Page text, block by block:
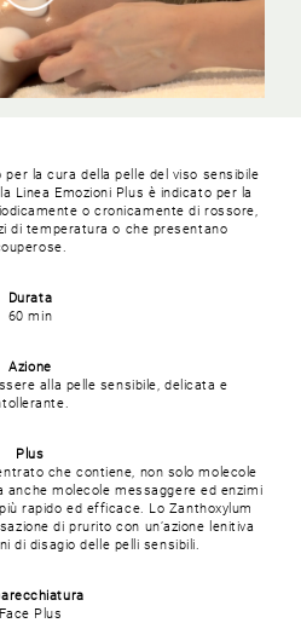
la cura della pelle del viso sensibile
Linea Emozioni Plus è indicato per la
o cronicamente di rossore,
di temperatura o che presentano
Durata
60 min
Azione
alla pelle sensibile, delicata e
Plus
che contiene, non solo molecole
molecole messaggere ed enzimi
rapido ed efficace. Lo Zanthoxylum
di prurito con un’azione lenitiva
di disagio delle pelli sensibili.
Face Plus